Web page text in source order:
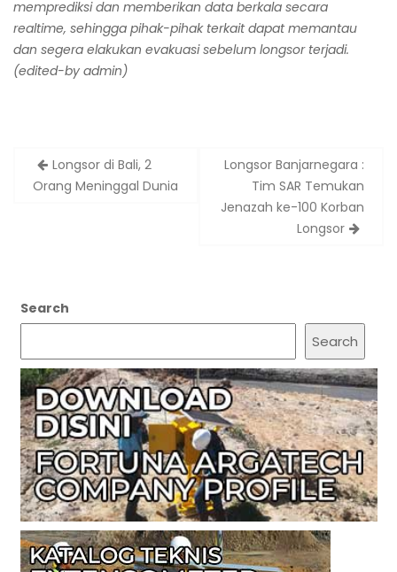
memprediksi dan memberikan data berkala secara
realtime, sehingga pihak-pihak terkait dapat memantau
dan segera elakukan evakuasi sebelum longsor terjadi.
(edited-by admin)
Post
navigation
Longsor di Bali, 2
Orang Meninggal Dunia
Longsor Banjarnegara :
Tim SAR Temukan
Jenazah ke-100 Korban
Longsor
Search
Search